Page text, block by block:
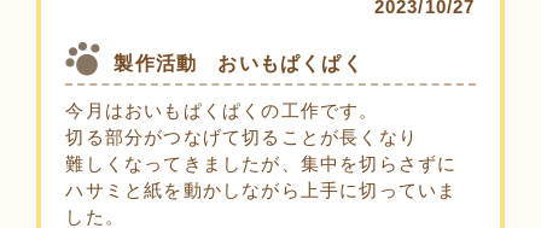
2023/10/27
製作活動 おいもぱくぱく
今月はおいもぱくぱくの工作です。
切る部分がつなげて切ることが長くなり
難しくなってきましたが、集中を切らさずに
ハサミと紙を動かしながら上手に切っていま
した。